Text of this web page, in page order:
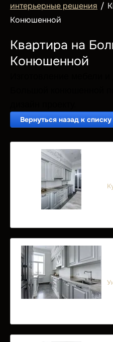
интерьерные решения /
Конюшенной
Квартира на
Конюшенной
Вернуться назад к